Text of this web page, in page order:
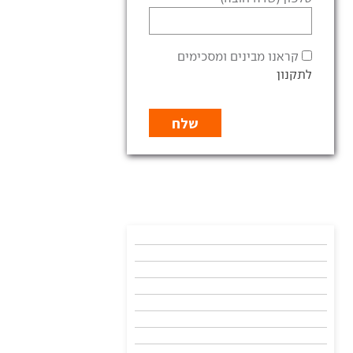
קראנו מבינים ומסכימים
לתקנון